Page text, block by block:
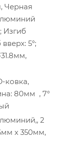
Черная
Изгиб
5°;
ковка,
80мм , 7°
2
x 350мм,